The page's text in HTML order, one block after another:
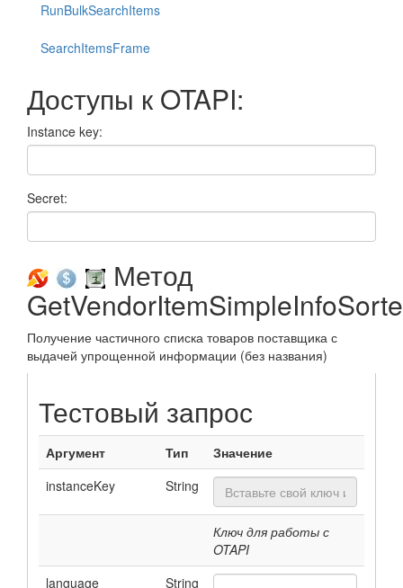
RunBulkSearchItems
SearchItemsFrame
Доступы к OTAPI:
Instance key:
Secret:
Метод
Получение частичного списка товаров поставщика с
выдачей упрощенной информации (без названия)
Тестовый запрос
Аргумент Тип
Значение
instanceKey
String
Ключ для работы с
OTAPI
language
String